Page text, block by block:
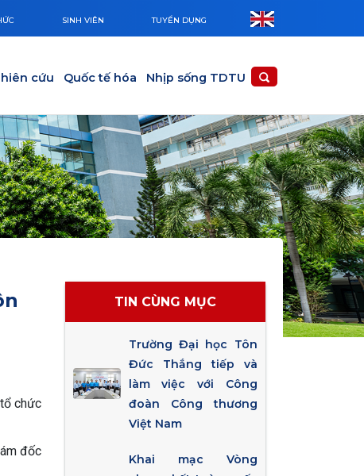
SINH VIÊN TUYỂN DỤNG
cứu Quốc tế hóa Nhịp sống TDTU
chức
đốc
TIN CÙNG MỤC
Trường Đại học Tôn
Đức Thắng tiếp và
làm việc với Công
đoàn Công thương
Việt Nam
Khai mạc Vòng